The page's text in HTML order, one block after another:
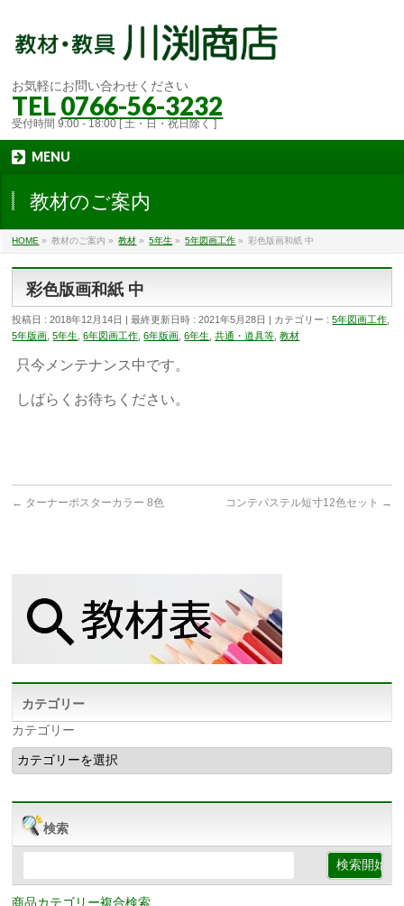
お気軽にお問い合わせください
TEL0766-56-3232
受付時間 9:00 - 18:00 [ 土・日・祝日除く ]
MENU
教材のご案内
HOME » 教材のご案内 » 教材 » 5年生 » 5年図画工作 » 彩色版画和紙 中
彩色版画和紙 中
投稿日 : 2018年12月14日 最終更新日時 : 2021年5月28日 カテゴリー :5年図画工作
5年版画 ,5年生 ,6年図画工作 ,6年版画 ,6年生 ,共通・道具等 ,教材
只今メンテナンス中です。
しばらくお待ちください。
← ターナーポスターカラー 8色 コンテパステル短寸12色セット →
カテゴリー
カテゴリー
検索
商品カテゴリー複合検索